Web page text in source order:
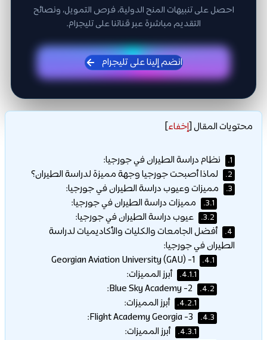
احصل على تنبيهات المنح الدولية، فرص التمويل، ونصائح
التقديم مباشرة عبر قناتنا على تليجرام.
انضم إلينا على تليجرام
محتويات المقال[إخفاء]
1. نظام دراسة الطيران في جورجيا:
2. لماذا أصبحت جورجيا وجهة مميزة لدراسة الطيران؟
3. مميزات وعيوب دراسة الطيران في جورجيا:
3.1. مميزات دراسة الطيران في جورجيا:
3.2. عيوب دراسة الطيران في جورجيا:
4.
أفضل الجامعات والكليات والأكاديميات لدراسة
الطيران في جورجيا:
4.1.
4.1.1. أبرز المميزات:
4.2.
4.2.1. أبرز المميزات:
4.3.
4.3.1. أبرز المميزات: